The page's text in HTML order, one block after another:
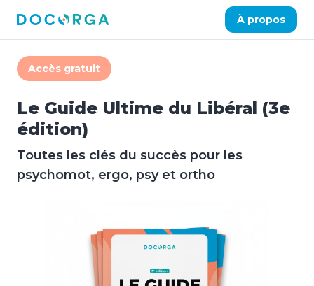
À propos
Accès gratuit
Le Guide Ultime du Libéral (3e
édition)
Toutes les clés du succès pour les
psychomot, ergo, psy et ortho